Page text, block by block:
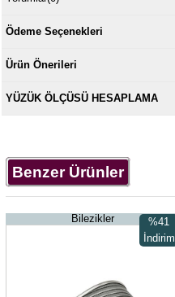
Ödeme Seçenekleri
Ürün Önerileri
YÜZÜK ÖLÇÜSÜ HESAPLAMA
Benzer Ürünler
Bilezikler
%41
İndirim